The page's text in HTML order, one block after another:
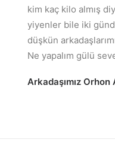
kim kaç kilo almış
yiyenler bile iki
düşkün
Ne yapalım gülü
Arkadaşımız